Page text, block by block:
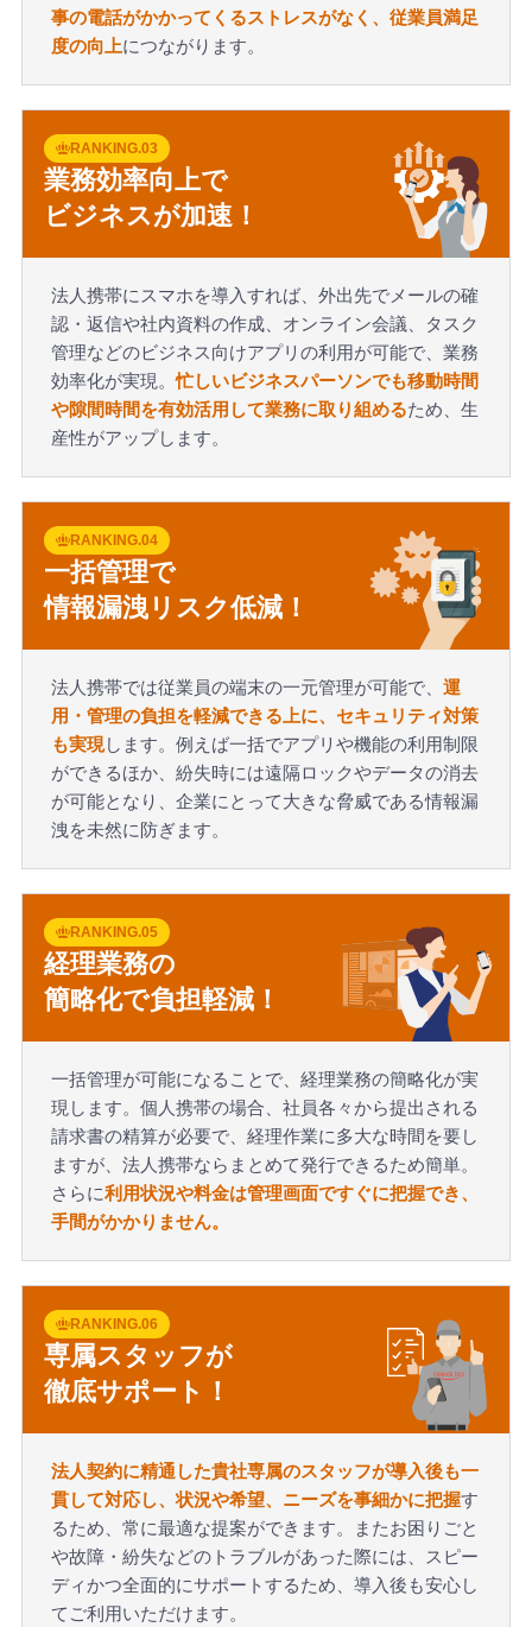
事の電話がかかってくるストレスがなく、従業員満足
度の向上につながります。
RANKING.03
業務効率向上で
ビジネスが加速！
法人携帯にスマホを導入すれば、外出先でメールの確
認・返信や社内資料の作成、オンライン会議、タスク
管理などのビジネス向けアプリの利用が可能で、業務
効率化が実現。忙しいビジネスパーソンでも移動時間
や隙間時間を有効活用して業務に取り組めるため、生
産性がアップします。
RANKING.04
一括管理で
情報漏洩リスク低減！
法人携帯では従業員の端末の一元管理が可能で、 運
用・管理の負担を軽減できる上に、セキュリティ対策
も実現します。例えば一括でアプリや機能の利用制限
ができるほか、紛失時には遠隔ロックやデータの消去
が可能となり、企業にとって大きな脅威である情報漏
洩を未然に防ぎます。
RANKING.05
経理業務の
簡略化で負担軽減！
一括管理が可能になることで、経理業務の簡略化が実
現します。個人携帯の場合、社員各々から提出される
請求書の精算が必要で、経理作業に多大な時間を要し
ますが、法人携帯ならまとめて発行できるため簡単。
さらに利用状況や料金は管理画面ですぐに把握でき、
手間がかかりません。
RANKING.06
専属スタッフが
徹底サポート！
法人契約に精通した貴社専属のスタッフが導入後も一
貫して対応し、状況や希望、ニーズを事細かに把握す
るため、常に最適な提案ができます。またお困りごと
や故障・紛失などのトラブルがあった際には、スピー
ディかつ全面的にサポートするため、導入後も安心し
てご利用いただけます。